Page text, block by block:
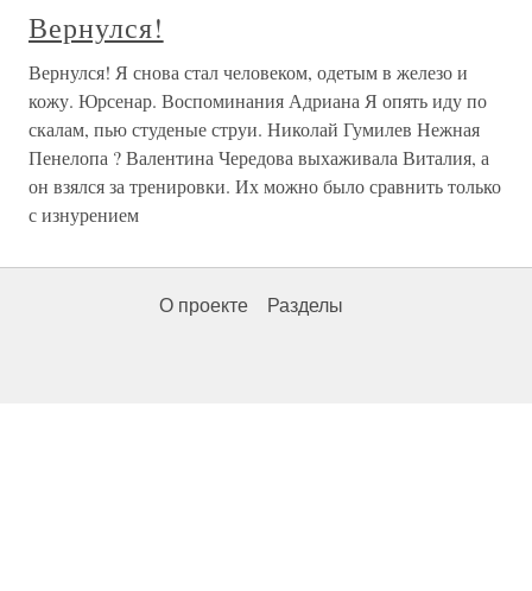
Вернулся!
Вернулся! Я снова стал человеком, одетым в железо и
кожу. Юрсенар. Воспоминания Адриана Я опять иду по
скалам, пью студеные струи. Николай Гумилев Нежная
Пенелопа ? Валентина Чередова выхаживала Виталия, а
он взялся за тренировки. Их можно было сравнить только
с изнурением
О проекте Разделы